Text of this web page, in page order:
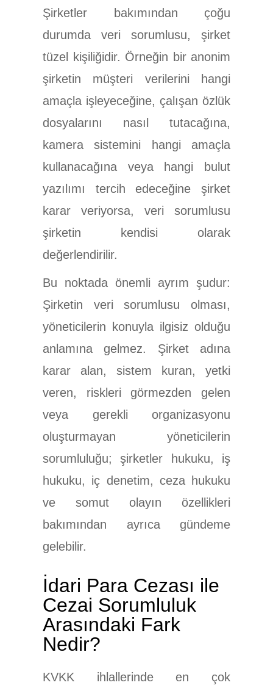
Şirketler bakımından çoğu
durumda veri sorumlusu, şirket
tüzel kişiliğidir. Örneğin bir anonim
şirketin müşteri verilerini hangi
amaçla işleyeceğine, çalışan özlük
dosyalarını nasıl tutacağına,
kamera sistemini hangi amaçla
kullanacağına veya hangi bulut
yazılımı tercih edeceğine şirket
karar veriyorsa, veri sorumlusu
şirketin kendisi olarak
değerlendirilir.
Bu noktada önemli ayrım şudur:
Şirketin veri sorumlusu olması,
yöneticilerin konuyla ilgisiz olduğu
anlamına gelmez. Şirket adına
karar alan, sistem kuran, yetki
veren, riskleri görmezden gelen
veya gerekli organizasyonu
oluşturmayan yöneticilerin
sorumluluğu; şirketler hukuku, iş
hukuku, iç denetim, ceza hukuku
ve somut olayın özellikleri
bakımından ayrıca gündeme
gelebilir.
İdari Para Cezası ile
Cezai Sorumluluk
Arasındaki Fark
Nedir?
KVKK ihlallerinde en çok